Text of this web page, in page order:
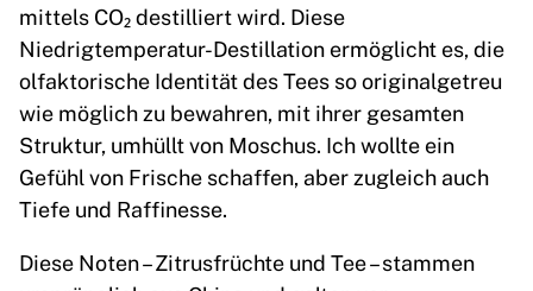
mittels CO₂ destilliert wird. Diese
Niedrigtemperatur-Destillation ermöglicht es, die
olfaktorische Identität des Tees so originalgetreu
wie möglich zu bewahren, mit ihrer gesamten
Struktur, umhüllt von Moschus. Ich wollte ein
Gefühl von Frische schaffen, aber zugleich auch
Tiefe und Raffinesse.
Diese Noten – Zitrusfrüchte und Tee – stammen